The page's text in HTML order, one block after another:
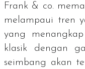
Frank & co.
melampaui tren
yang
klasik dengan
seimbang akan